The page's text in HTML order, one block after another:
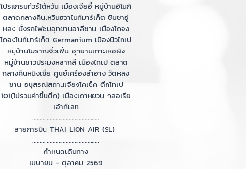
โปรแกรมทัวร์ไต้หวัน เมืองเจียอี้ หมู่บ้านฮิโนกิ
ตลาดกลางคืนเหวินฮวาไนท์มาร์เก็ต ชิมชาอู่
หลง นั่งรถไฟชมอุทยานอาลีซาน เมืองไถจง
ไถจงไนท์มาร์เก็ต Germanium เมืองนิวไทเป
หมู่บ้านโบราณจิ่วเฟิ่น อุทยานเกาะเหอผิง
หมู่บ้านชาวประมงหลากสี เมืองไทเป ตลาด
กลางคืนหนิงเซี่ย ศูนย์เครื่องสำอาง วัดหลง
ซาน อนุสรณ์สถานเจียงไคเช็ค ตึกไทเป
101(ไม่รวมค่าขึ้นตึก) เมืองเถาหยวน กลอเรีย
เอ้าท์เลท
..............................................
สายการบิน THAI LION AIR (SL)
..............................................
กำหนดเดินทาง
เมษายน - ตุลาคม 2569